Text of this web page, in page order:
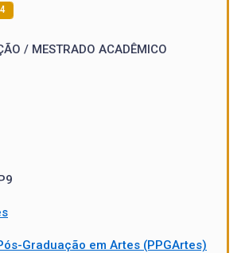
4
/ MESTRADO ACADÊMICO
Graduação em Artes (PPGArtes)